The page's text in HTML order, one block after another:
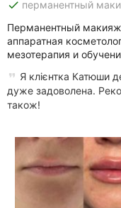
done перманентный
Перманентный
аппаратная
мезотерапия и
Я клієнтка Катюши
дуже задоволена.
також!